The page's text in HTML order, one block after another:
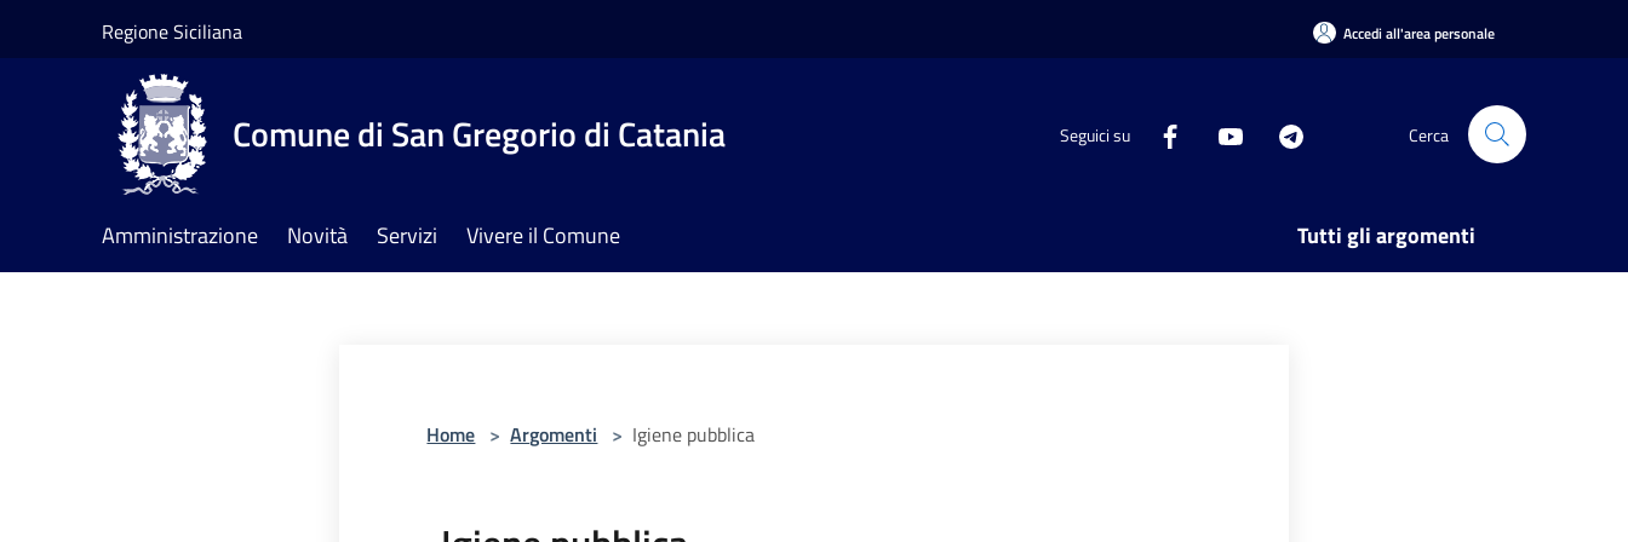
Regione Siciliana Accedi all'area personale
Comune di San Gregorio di Catania Seguici su Cerca
Amministrazione Novità Servizi Vivere il Comune Tutti gli argomenti
Home > Argomenti > Igiene pubblica